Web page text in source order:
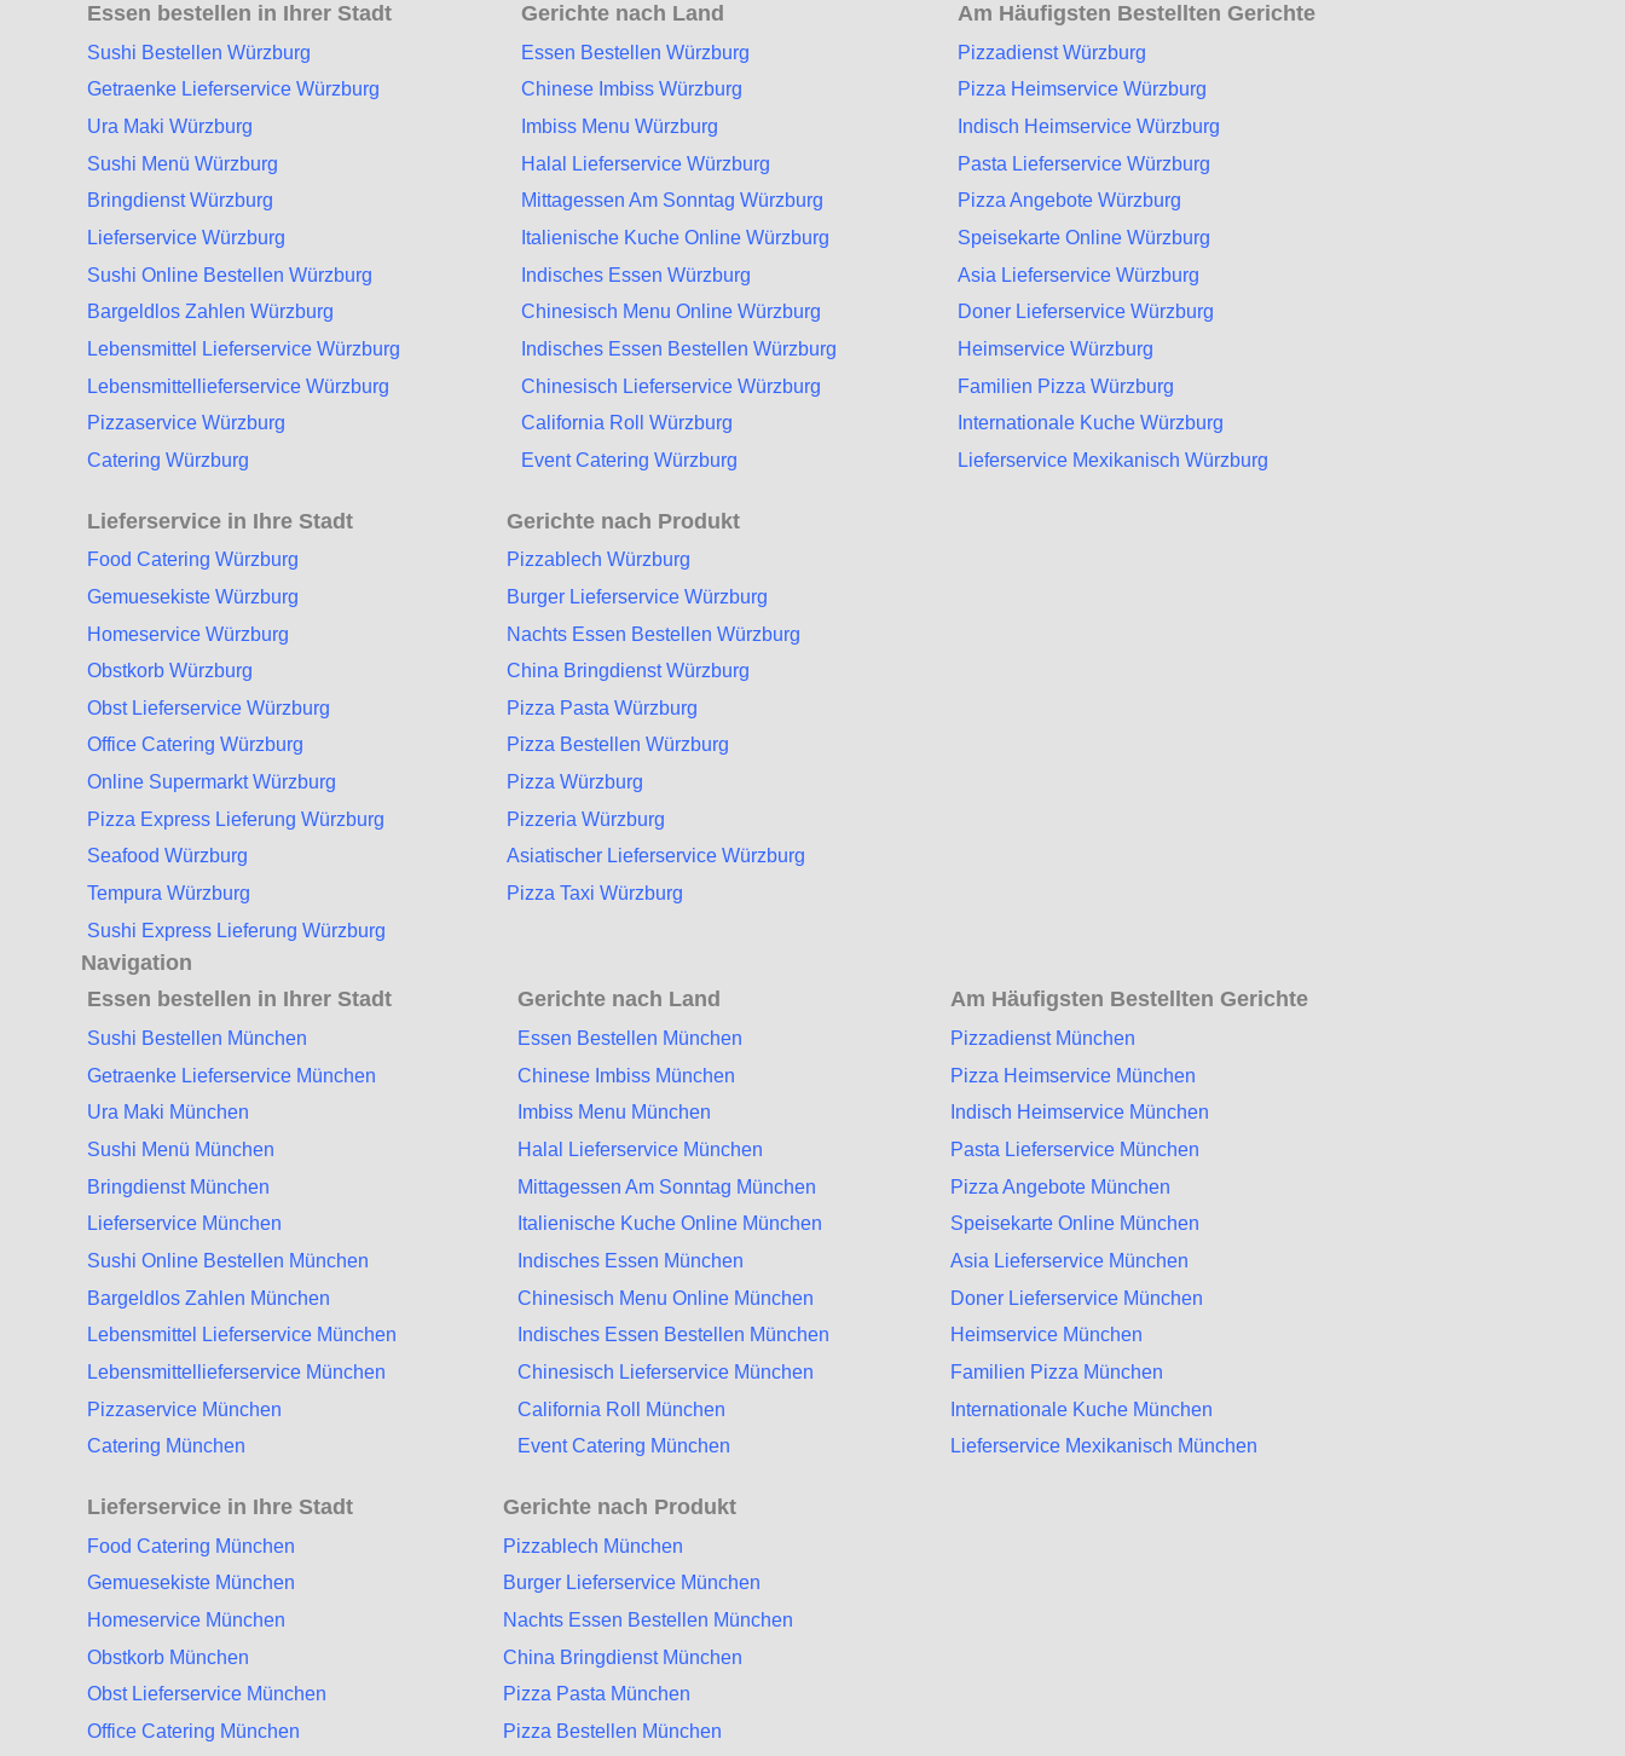
Essen bestellen in Ihrer Stadt
Sushi Bestellen Würzburg
Getraenke Lieferservice Würzburg
Ura Maki Würzburg
Sushi Menü Würzburg
Bringdienst Würzburg
Lieferservice Würzburg
Sushi Online Bestellen Würzburg
Bargeldlos Zahlen Würzburg
Lebensmittel Lieferservice Würzburg
Lebensmittellieferservice Würzburg
Pizzaservice Würzburg
Catering Würzburg
Gerichte nach Land
Essen Bestellen Würzburg
Chinese Imbiss Würzburg
Imbiss Menu Würzburg
Halal Lieferservice Würzburg
Mittagessen Am Sonntag Würzburg
Italienische Kuche Online Würzburg
Indisches Essen Würzburg
Chinesisch Menu Online Würzburg
Indisches Essen Bestellen Würzburg
Chinesisch Lieferservice Würzburg
California Roll Würzburg
Event Catering Würzburg
Am Häufigsten Bestellten Gerichte
Pizzadienst Würzburg
Pizza Heimservice Würzburg
Indisch Heimservice Würzburg
Pasta Lieferservice Würzburg
Pizza Angebote Würzburg
Speisekarte Online Würzburg
Asia Lieferservice Würzburg
Doner Lieferservice Würzburg
Heimservice Würzburg
Familien Pizza Würzburg
Internationale Kuche Würzburg
Lieferservice Mexikanisch Würzburg
Lieferservice in Ihre Stadt
Food Catering Würzburg
Gemuesekiste Würzburg
Homeservice Würzburg
Obstkorb Würzburg
Obst Lieferservice Würzburg
Office Catering Würzburg
Online Supermarkt Würzburg
Pizza Express Lieferung Würzburg
Seafood Würzburg
Tempura Würzburg
Sushi Express Lieferung Würzburg
Gerichte nach Produkt
Pizzablech Würzburg
Burger Lieferservice Würzburg
Nachts Essen Bestellen Würzburg
China Bringdienst Würzburg
Pizza Pasta Würzburg
Pizza Bestellen Würzburg
Pizza Würzburg
Pizzeria Würzburg
Asiatischer Lieferservice Würzburg
Pizza Taxi Würzburg
Navigation
Essen bestellen in Ihrer Stadt
Sushi Bestellen München
Getraenke Lieferservice München
Ura Maki München
Sushi Menü München
Bringdienst München
Lieferservice München
Sushi Online Bestellen München
Bargeldlos Zahlen München
Lebensmittel Lieferservice München
Lebensmittellieferservice München
Pizzaservice München
Catering München
Gerichte nach Land
Essen Bestellen München
Chinese Imbiss München
Imbiss Menu München
Halal Lieferservice München
Mittagessen Am Sonntag München
Italienische Kuche Online München
Indisches Essen München
Chinesisch Menu Online München
Indisches Essen Bestellen München
Chinesisch Lieferservice München
California Roll München
Event Catering München
Am Häufigsten Bestellten Gerichte
Pizzadienst München
Pizza Heimservice München
Indisch Heimservice München
Pasta Lieferservice München
Pizza Angebote München
Speisekarte Online München
Asia Lieferservice München
Doner Lieferservice München
Heimservice München
Familien Pizza München
Internationale Kuche München
Lieferservice Mexikanisch München
Lieferservice in Ihre Stadt
Food Catering München
Gemuesekiste München
Homeservice München
Obstkorb München
Obst Lieferservice München
Office Catering München
Gerichte nach Produkt
Pizzablech München
Burger Lieferservice München
Nachts Essen Bestellen München
China Bringdienst München
Pizza Pasta München
Pizza Bestellen München